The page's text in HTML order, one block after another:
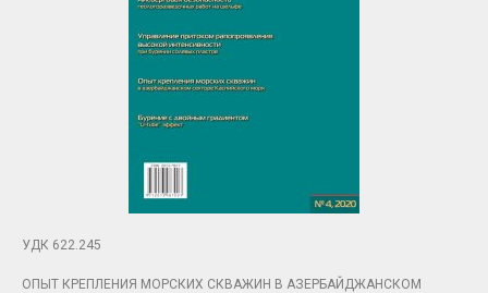
УДК 622.245
ОПЫТ КРЕПЛЕНИЯ МОРСКИХ СКВАЖИН В АЗЕРБАЙДЖАНСКОМ